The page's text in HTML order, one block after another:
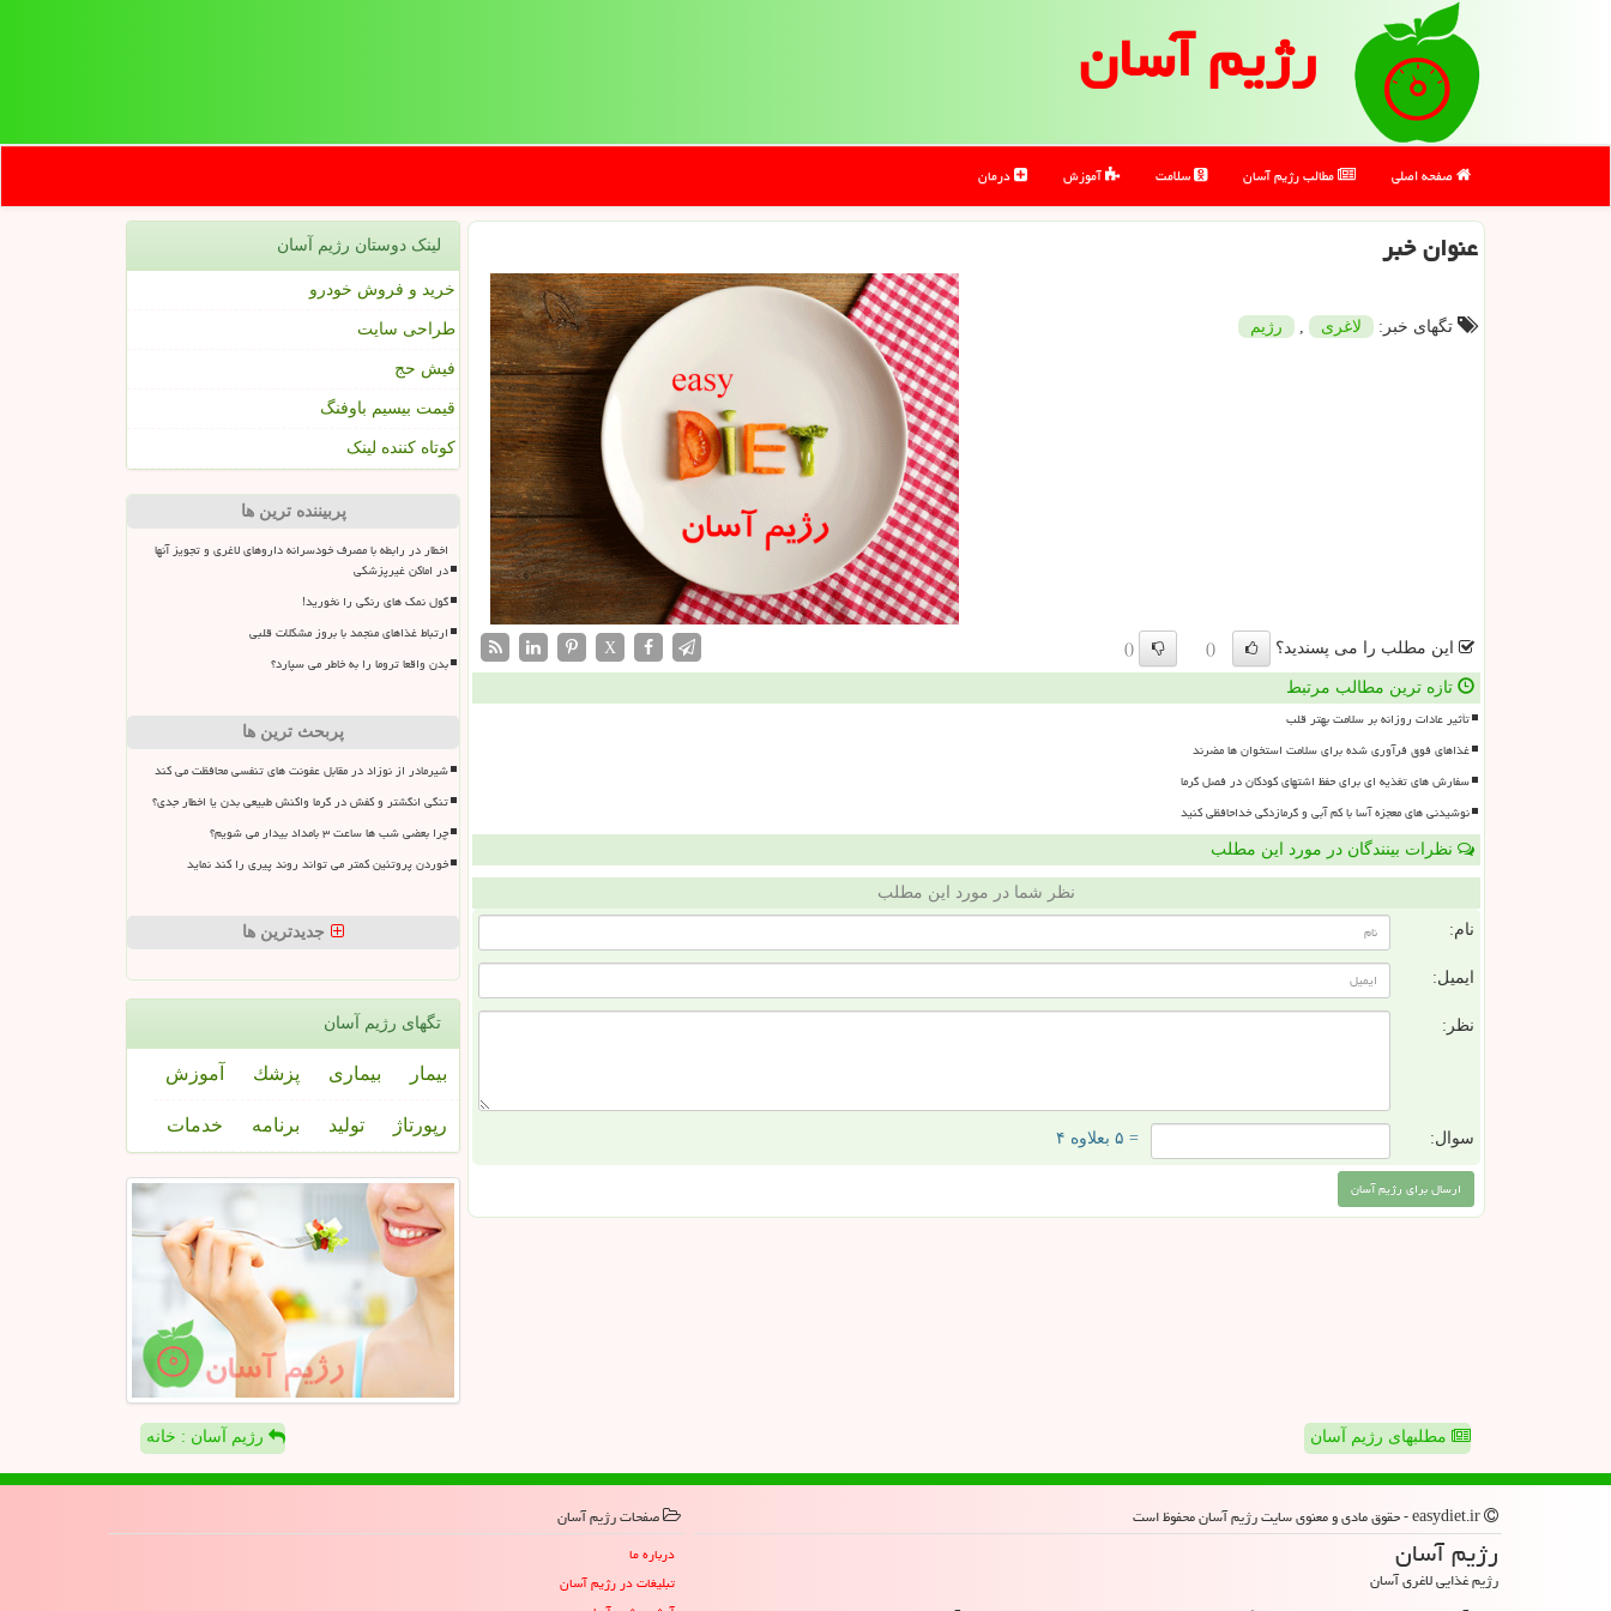
رژیم آسان
صفحه اصلی مطالب رژیم آسان سلامت آموزش درمان
عنوان خبر
تگهای خبر: لاغری , رژیم
این مطلب را می پسندید؟ ()
()
X
تازه ترین مطالب مرتبط
تأثیر عادات روزانه بر سلامت بهتر قلب
غذاهای فوق فرآوری شده برای سلامت استخوان ها مضرند
سفارش های تغذیه ای برای حفظ اشتهای کودکان در فصل گرما
نوشیدنی های معجزه آسا با کم آبی و گرمازدگی خداحافظی کنید
نظرات بینندگان در مورد این مطلب
نظر شما در مورد این مطلب
نام:
ایمیل:
نظر:
سوال: = ۵ بعلاوه ۴
لینک دوستان رژیم آسان
خرید و فروش خودرو
طراحی سایت
فیش حج
قیمت بیسیم باوفنگ
کوتاه کننده لینک
پربیننده ترین ها
اخطار در رابطه با مصرف خودسرانه داروهای لاغری و تجویز آنها
در اماکن غیرپزشکی
گول نمک های رنگی را نخورید!
ارتباط غذاهای منجمد با بروز مشکلات قلبی
بدن واقعا تروما را به خاطر می سپارد؟
پربحث ترین ها
شیرمادر از نوزاد در مقابل عفونت های تنفسی محافظت می کند
تنگی انگشتر و کفش در گرما واکنش طبیعی بدن یا اخطار جدی؟
چرا بعضی شب ها ساعت ۳ بامداد بیدار می شویم؟
خوردن پروتئین کمتر می تواند روند پیری را کند نماید
جدیدترین ها
تگهای رژیم آسان
بیمار بیماری پزشك آموزش
رپورتاژ تولید برنامه خدمات
مطلبهای رژیم آسان رژیم آسان : خانه
رژیم آسان
رژیم غذایی لاغری آسان
صفحات رژیم آسان
درباره ما
تبلیغات در رژیم آسان